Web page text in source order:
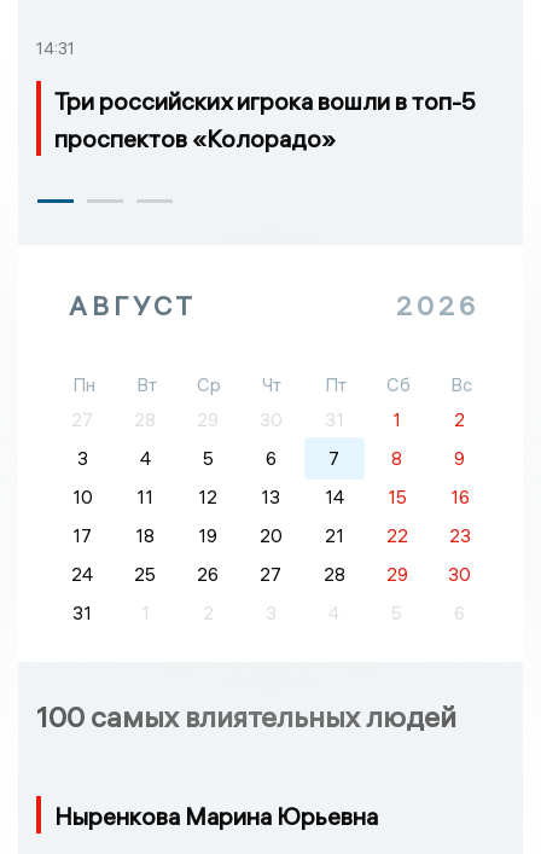
14:31
Три российских игрока вошли в топ-5
проспектов «Колорадо»
АВГУСТ 2026
Пн Вт Ср Чт Пт Сб
Вс
27
28 29 30 31 1
2
3
4 5 6 7 8
9
10
11 12 13 14 15
16
17
18 19 20 21 22
23
24
25 26 27 28 29
30
31
1 2 3 4 5 6
100 самых влиятельных людей
Ныренкова Марина Юрьевна